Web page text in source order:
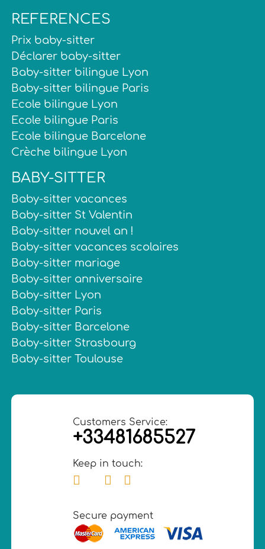
REFERENCES
Prix baby-sitter
Déclarer baby-sitter
Baby-sitter bilingue Lyon
Baby-sitter bilingue Paris
Ecole bilingue Lyon
Ecole bilingue Paris
Ecole bilingue Barcelone
Crèche bilingue Lyon
BABY-SITTER
Baby-sitter vacances
Baby-sitter St Valentin
Baby-sitter nouvel an !
Baby-sitter vacances scolaires
Baby-sitter mariage
Baby-sitter anniversaire
Baby-sitter Lyon
Baby-sitter Paris
Baby-sitter Barcelone
Baby-sitter Strasbourg
Baby-sitter Toulouse
Customers Service:
+33481685527
Keep in touch:
Secure payment